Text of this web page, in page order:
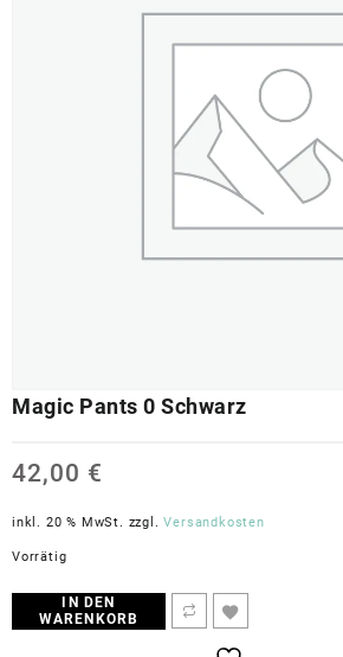
Magic Pants 0 Schwarz
42,00 €
inkl. 20 % MwSt. zzgl.Versandkosten
Vorrätig
IN DEN
WARENKORB